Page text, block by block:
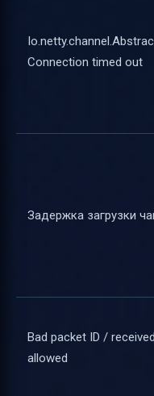
Connection timed out
Задержка загрузки
Bad packet ID /
allowed